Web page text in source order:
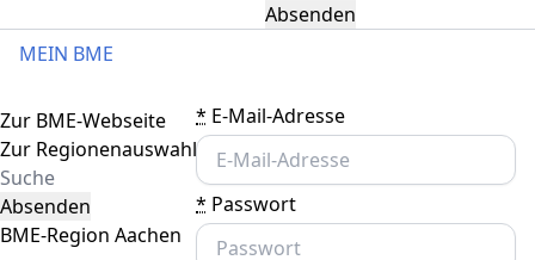
Absenden
MEIN BME
* E-Mail-Adresse
* Passwort
Toggle navigation
Zur BME-Webseite
Zur Regionenauswahl
Absenden
BME-Region Aachen